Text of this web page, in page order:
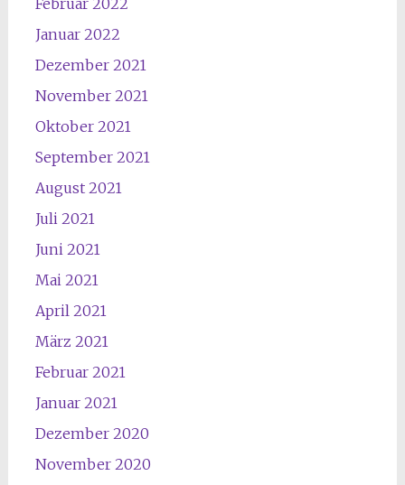
Februar 2022
Januar 2022
Dezember 2021
November 2021
Oktober 2021
September 2021
August 2021
Juli 2021
Juni 2021
Mai 2021
April 2021
März 2021
Februar 2021
Januar 2021
Dezember 2020
November 2020